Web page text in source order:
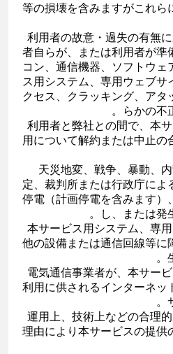
等の損壊を含みますがこれら
（3）利用者の故意・過失の有
者自らが、または利用者が準
コン、通信機器、ソフトウェ
ス用システム、専用ウェブサ
クセス、クラッキング、アタ
らかの不
（4）利用者と弊社との間で、
用について解約または中止の
（5）天災地変、戦争、暴動
定、裁判所または行政庁によ
停電（計画停電を含みます）
し、または発
（6）本サービス用システム、
他の設備または通信回線等に
（7）電気通信事業者が、本サー
利用に供されるインターネッ
（8）運用上、技術上などの合
理由により本サービスの提供